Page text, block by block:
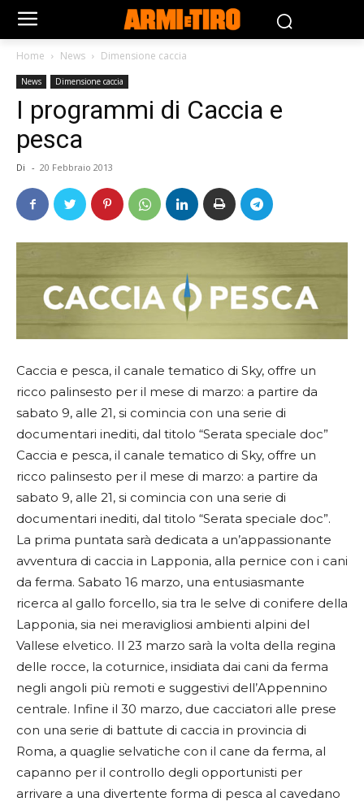
Home News Dimensione caccia
News Dimensione caccia
I programmi di Caccia e
pesca
Di - 20 Febbraio 2013
Caccia e pesca, il canale tematico di Sky, offre un
ricco palinsesto per il mese di marzo: a partire da
sabato 9, alle 21, si comincia con una serie di
documentari inediti, dal titolo “Serata speciale doc”
Caccia e pesca, il canale tematico di Sky, offre un
ricco palinsesto per il mese di marzo: a partire da
sabato 9, alle 21, si comincia con una serie di
documentari inediti, dal titolo “Serata speciale doc”.
La prima puntata sarà dedicata a un’appassionante
avventura di caccia in Lapponia, alla pernice con i cani
da ferma. Sabato 16 marzo, una entusiasmante
ricerca al gallo forcello, sia tra le selve di conifere della
Lapponia, sia nei meravigliosi ambienti alpini del
Vallese elvetico. Il 23 marzo sarà la volta della regina
delle rocce, la coturnice, insidiata dai cani da ferma
negli angoli più remoti e suggestivi dell’Appennino
centrale. Infine il 30 marzo, due cacciatori alle prese
con una serie di battute di caccia in provincia di
Roma, a quaglie selvatiche con il cane da ferma, al
capanno per il controllo degli opportunisti per
arrivare a una divertente forma di pesca al cavedano